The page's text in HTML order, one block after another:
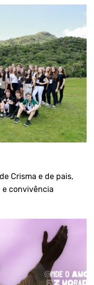
Crisma e de pais,
e convivência